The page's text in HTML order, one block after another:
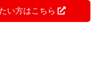
い方はこちら